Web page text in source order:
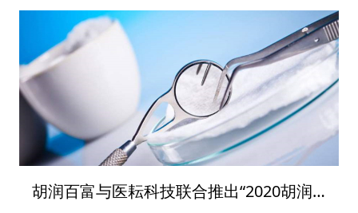
胡润百富与医耘科技联合推出“2020胡润